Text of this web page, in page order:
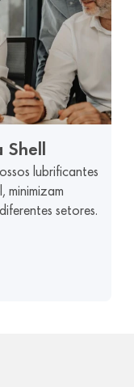
Shell
lubrificantes
minimizam
setores.